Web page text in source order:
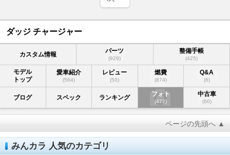
ダッジ チャージャー
カスタム情報 パーツ
(929)
整備手帳
(425)
モデル
トップ
愛車紹介
(564)
レビュー
(50)
燃費
(874)
Q&A
(6)
ブログ スペック ランキング フォト
(472)
中古車
(60)
ページの先頭へ ▲
みんカラ 人気のカテゴリ